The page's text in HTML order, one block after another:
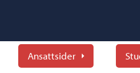
Ansattsider